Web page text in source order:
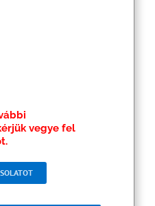
vegye fel